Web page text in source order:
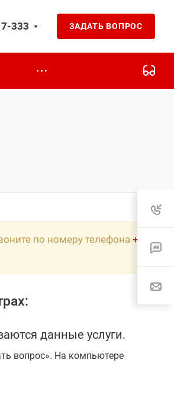
333 ЗАДАТЬ ВОПРОС
по номеру телефона +7
данные услуги.
вопрос». На компьютере